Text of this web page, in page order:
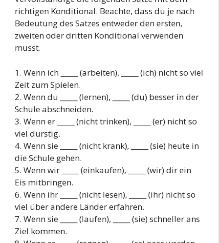
richtigen Konditional. Beachte, dass du je nach
Bedeutung des Satzes entweder den ersten,
zweiten oder dritten Konditional verwenden
musst.
1. Wenn ich _____ (arbeiten), _____ (ich) nicht so viel
Zeit zum Spielen.
2. Wenn du _____ (lernen), _____ (du) besser in der
Schule abschneiden.
3. Wenn er _____ (nicht trinken), _____ (er) nicht so
viel durstig.
4. Wenn sie _____ (nicht krank), _____ (sie) heute in
die Schule gehen.
5. Wenn wir _____ (einkaufen), _____ (wir) dir ein
Eis mitbringen.
6. Wenn ihr _____ (nicht lesen), _____ (ihr) nicht so
viel über andere Länder erfahren.
7. Wenn sie _____ (laufen), _____ (sie) schneller ans
Ziel kommen.